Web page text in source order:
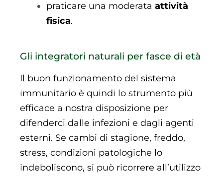
praticare una moderataattività
fisica.
Gli integratori naturali per fasce di età
Il buon funzionamento del sistema
immunitario è quindi lo strumento più
efficace a nostra disposizione per
difenderci dalle infezioni e dagli agenti
esterni. Se cambi di stagione, freddo,
stress, condizioni patologiche lo
indeboliscono, si può ricorrere all’utilizzo